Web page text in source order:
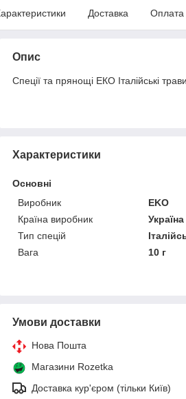
Доставка Оплата
Опис
Спеції та прянощі ЕКО Італійські
Характеристики
Основні
Виробник
EKO
Країна виробник
Україна
Тип спецій
Вага
10 г
Умови доставки
Нова Пошта
Магазини Rozetka
Доставка кур'єром (тільки Київ)